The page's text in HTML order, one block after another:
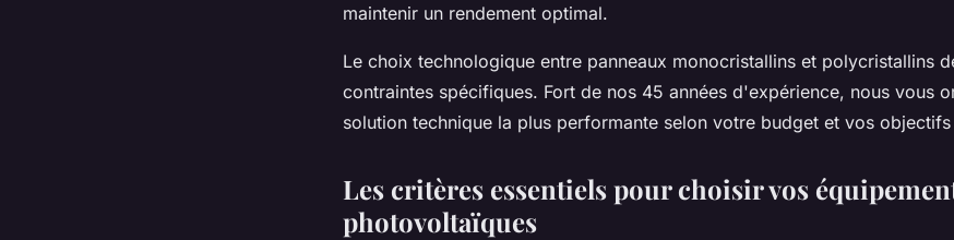
maintenir un rendement optimal.
Le choix technologique entre panneaux monocristallins et polycristallins
contraintes spécifiques. Fort de nos 45 années d'expérience, nous vous
solution technique la plus performante selon votre budget et vos
Les critères essentiels pour choisir vos
photovoltaïques